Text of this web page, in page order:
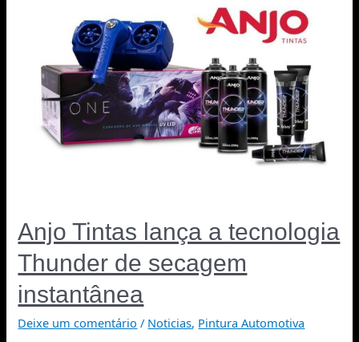
Anjo Tintas lança a tecnologia
Thunder de secagem
instantânea
Deixe um comentário / Noticias, Pintura Automotiva